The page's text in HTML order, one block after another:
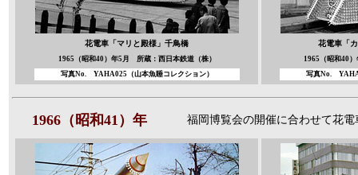
花電車「マリと殿様」 千鳥橋
1965（昭和40）年5月 所蔵：西日本鉄道（株）
写真No. YAHA025（山本魚睡コレクション）
花電車「
1965（昭和40
写真No.
1966（昭和41）年 福岡博覧会の開催に合わせて花電